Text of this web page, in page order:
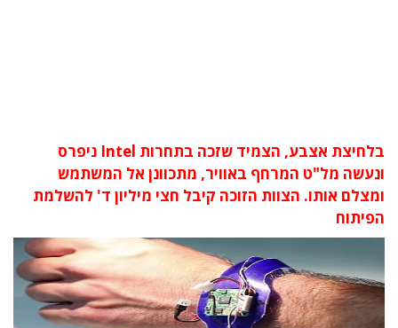
בלחיצת אצבע, הצמיד שזכה בתחרות Intel ניפרס
ונעשה מל"ט המרחף באוויר, מתכוונן אל המשתמש
ומצלם אותו. הצוות הזוכה קיבל חצי מיליון ד' להשלמת
הפיתוח